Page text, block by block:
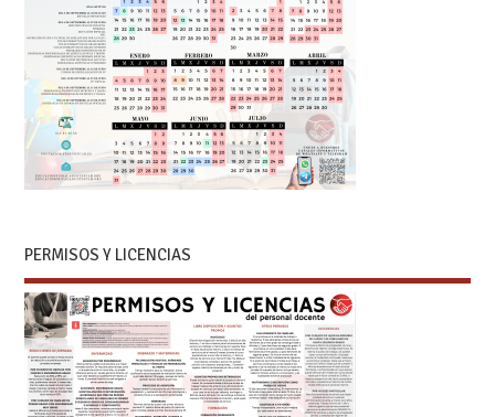
PERMISOS Y LICENCIAS